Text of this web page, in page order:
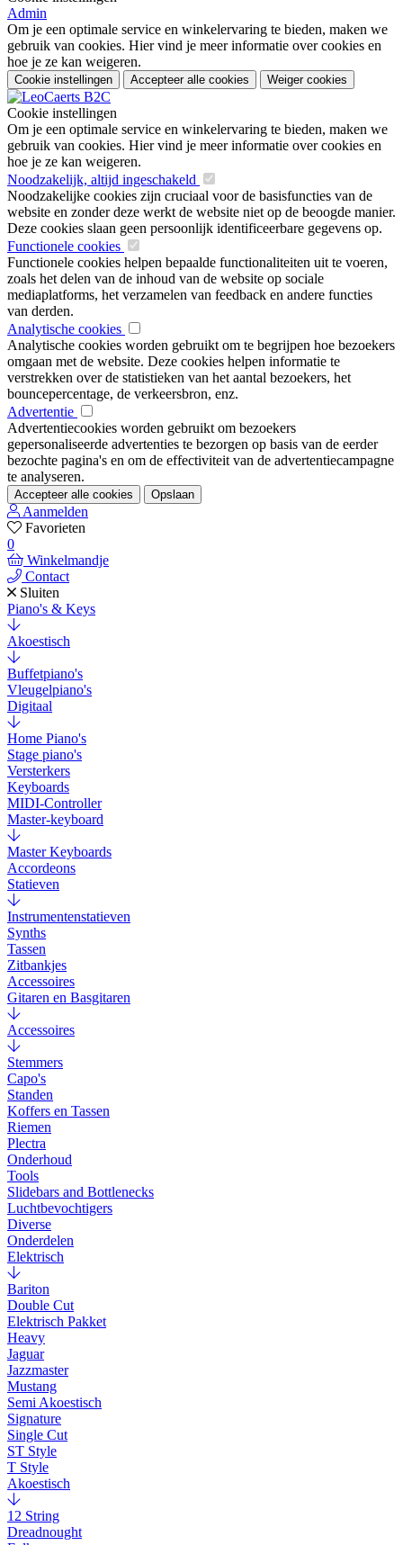
Admin
Om je een optimale service en winkelervaring te bieden, maken we
gebruik van cookies. Hier vind je meer informatie over cookies en
hoe je ze kan weigeren.
Cookie instellingen Accepteer alle cookies Weiger cookies
Cookie instellingen
Om je een optimale service en winkelervaring te bieden, maken we
gebruik van cookies. Hier vind je meer informatie over cookies en
hoe je ze kan weigeren.
Noodzakelijk, altijd ingeschakeld
Noodzakelijke cookies zijn cruciaal voor de basisfuncties van de
website en zonder deze werkt de website niet op de beoogde manier.
Deze cookies slaan geen persoonlijk identificeerbare gegevens op.
Functionele cookies
Functionele cookies helpen bepaalde functionaliteiten uit te voeren,
zoals het delen van de inhoud van de website op sociale
mediaplatforms, het verzamelen van feedback en andere functies
van derden.
Analytische cookies
Analytische cookies worden gebruikt om te begrijpen hoe bezoekers
omgaan met de website. Deze cookies helpen informatie te
verstrekken over de statistieken van het aantal bezoekers, het
bouncepercentage, de verkeersbron, enz.
Advertentie
Advertentiecookies worden gebruikt om bezoekers
gepersonaliseerde advertenties te bezorgen op basis van de eerder
bezochte pagina's en om de effectiviteit van de advertentiecampagne
te analyseren.
Accepteer alle cookies Opslaan
Aanmelden
Favorieten
0
Winkelmandje
Contact
Sluiten
Piano's & Keys
Akoestisch
Buffetpiano's
Vleugelpiano's
Digitaal
Home Piano's
Stage piano's
Versterkers
Keyboards
MIDI-Controller
Master-keyboard
Master Keyboards
Accordeons
Statieven
Instrumentenstatieven
Synths
Tassen
Zitbankjes
Accessoires
Gitaren en Basgitaren
Accessoires
Stemmers
Capo's
Standen
Koffers en Tassen
Riemen
Plectra
Onderhoud
Tools
Slidebars and Bottlenecks
Luchtbevochtigers
Diverse
Onderdelen
Elektrisch
Bariton
Double Cut
Elektrisch Pakket
Heavy
Jaguar
Jazzmaster
Mustang
Semi Akoestisch
Signature
Single Cut
ST Style
T Style
Akoestisch
12 String
Dreadnought